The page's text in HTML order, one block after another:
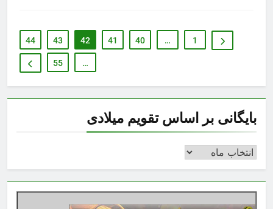
1
…
40
41
42
43
44
…
55
بایگانی بر اساس تقویم میلادی
بایگانی
اساس
تقویم